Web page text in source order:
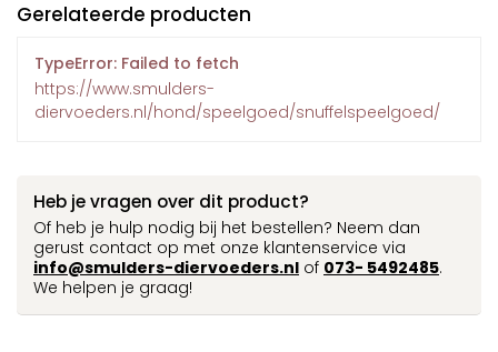
Gerelateerde producten
TypeError: Failed to fetch
https://www.smulders-
diervoeders.nl/hond/speelgoed/snuffelspeelgoed/
Heb je vragen over dit product?
Of heb je hulp nodig bij het bestellen? Neem dan
gerust contact op met onze klantenservice via
info@smulders-diervoeders.nl of 073- 5492485.
We helpen je graag!